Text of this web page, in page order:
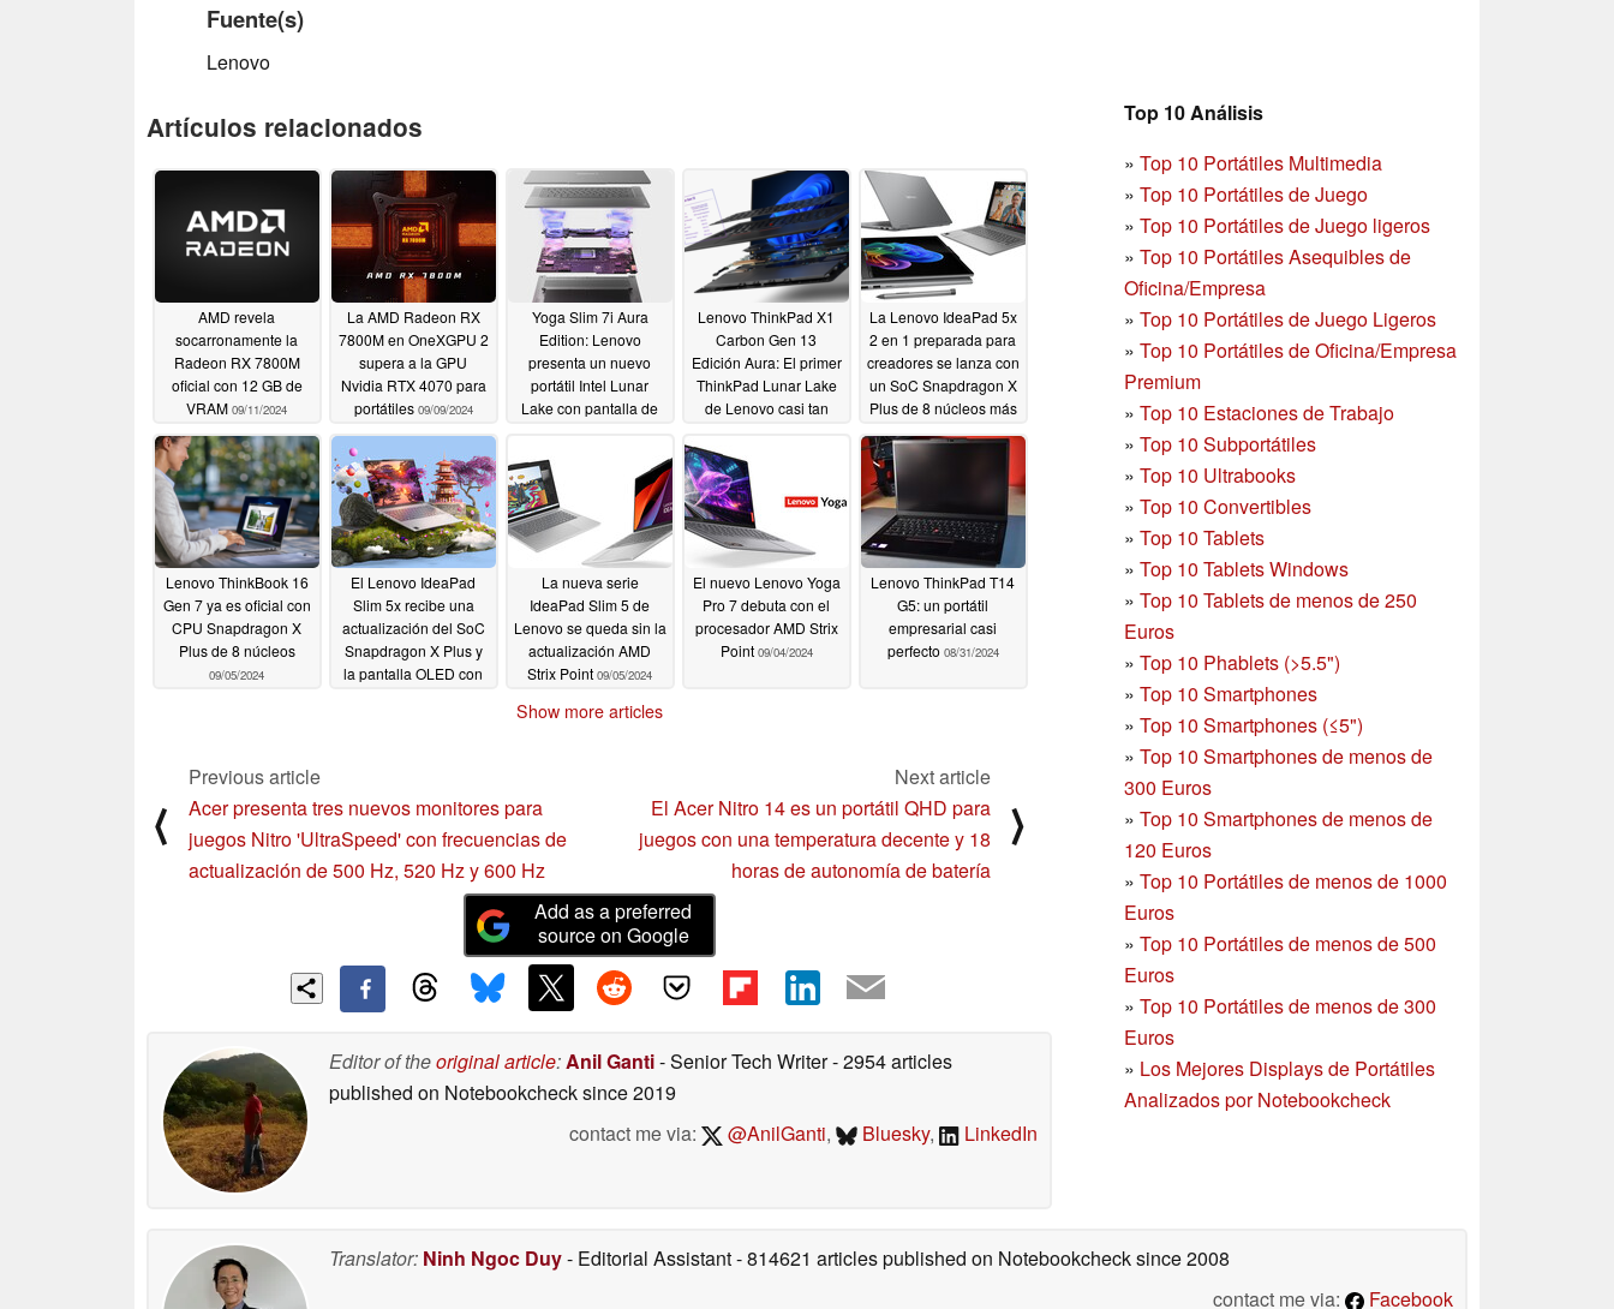
Fuente(s)
Lenovo
Top 10 Análisis
» Top 10 Portátiles Multimedia
» Top 10 Portátiles de Juego
» Top 10 Portátiles de Juego ligeros
» Top 10 Portátiles Asequibles de
Oficina/Empresa
» Top 10 Portátiles de Juego Ligeros
» Top 10 Portátiles de Oficina/Empresa
Premium
» Top 10 Estaciones de Trabajo
» Top 10 Subportátiles
» Top 10 Ultrabooks
» Top 10 Convertibles
» Top 10 Tablets
» Top 10 Tablets Windows
» Top 10 Tablets de menos de 250
Euros
» Top 10 Phablets (>5.5")
» Top 10 Smartphones
» Top 10 Smartphones (≤5")
» Top 10 Smartphones de menos de
300 Euros
» Top 10 Smartphonesde menos de
120 Euros
» Top 10 Portátiles de menos de 1000
Euros
» Top 10 Portátiles de menos de 500
Euros
» Top 10 Portátiles de menos de 300
Euros
» Los Mejores Displays de Portátiles
Analizados por Notebookcheck
Artículos relacionados
AMD revela
socarronamente la
Radeon RX 7800M
oficial con 12 GB de
VRAM 09/11/2024
La AMD Radeon RX
7800M en OneXGPU 2
supera a la GPU
Nvidia RTX 4070 para
portátiles 09/09/2024
Yoga Slim 7i Aura
Edition: Lenovo
presenta un nuevo
portátil Intel Lunar
Lake con pantalla de
inferior a 1,5 kg
Lenovo ThinkPad X1
Carbon Gen 13
Edición Aura: El primer
ThinkPad Lunar Lake
de Lenovo casi tan
Nano
La Lenovo IdeaPad 5x
2 en 1 preparada para
creadores se lanza con
un SoC Snapdragon X
Plus de 8 núcleos más
OLED de colores
precisos en un chasis
de 17,5 mm
09/05/2024
Lenovo ThinkBook 16
Gen 7 ya es oficial con
CPU Snapdragon X
Plus de 8 núcleos
09/05/2024
El Lenovo IdeaPad
Slim 5x recibe una
actualización del SoC
Snapdragon X Plus y
la pantalla OLED con
La nueva serie
IdeaPad Slim 5 de
Lenovo se queda sin la
actualización AMD
Strix Point 09/05/2024
El nuevo Lenovo Yoga
Pro 7 debuta con el
procesador AMD Strix
Point 09/04/2024
Lenovo ThinkPad T14
G5: un portátil
empresarial casi
perfecto 08/31/2024
Show more articles
⟨
Previous article
Acer presenta tres nuevos monitores para
juegos Nitro 'UltraSpeed' con frecuencias de
actualización de 500 Hz, 520 Hz y 600 Hz
Next article
El Acer Nitro 14 es un portátil QHD para
juegos con una temperatura decente y 18
horas de autonomía de batería
⟩
Add as a preferred
source on Google
Editor of theoriginal article:Anil Ganti- Senior Tech Writer- 2954 articles
published on Notebookchecksince 2019
contact me via:
@AnilGanti, Bluesky, LinkedIn
Translator: Ninh Ngoc Duy- Editorial Assistant- 814621 articles published on Notebookchecksince 2008
contact me via:
Facebook